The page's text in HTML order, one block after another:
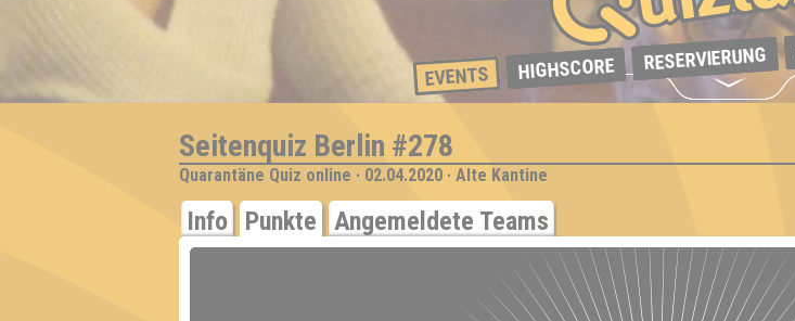
EVENTS HIGHSCORE RESERVIERUNG
Seitenquiz Berlin #278
Quarantäne Quiz online · 02.04.2020 · Alte Kantine
Info Punkte Angemeldete Teams